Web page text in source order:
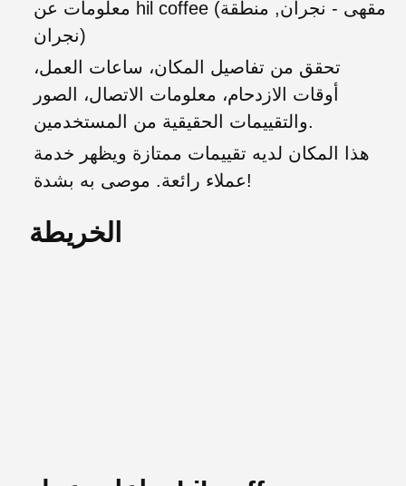
معلومات عن hil coffee (مقهى - نجران, منطقة
نجران)
تحقق من تفاصيل المكان، ساعات العمل،
أوقات الازدحام، معلومات الاتصال، الصور
والتقييمات الحقيقية من المستخدمين.
هذا المكان لديه تقييمات ممتازة ويظهر خدمة
عملاء رائعة. موصى به بشدة!
الخريطة